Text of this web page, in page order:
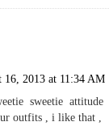
16, 2013 at 11:34 AM
sweetie
outfits , i like that ,